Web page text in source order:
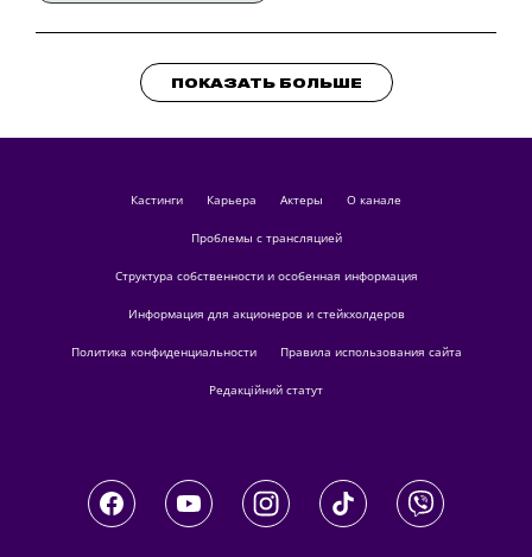
ПОКАЗАТЬ БОЛЬШЕ
кастинги Карьера актеры О канале
Проблемы с трансляцией
Структура собственности и особенная информация
Информация для акционеров и стейкхолдеров
Политика конфиденциальности Правила использования сайта
Редакційний статут